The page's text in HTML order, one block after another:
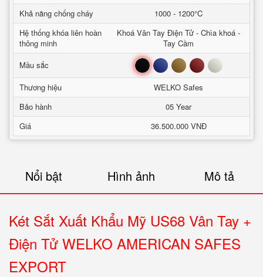
Khả năng chống cháy
1000 - 1200°C
Hệ thống khóa liên hoàn
thông minh
Khoá Vân Tay Điện Tử - Chìa khoá -
Tay Cầm
Mầu sắc
Đen Xanh Nâu Đỏ Trắng
Thương hiệu
WELKO Safes
Bảo hành
05 Year
Giá
36.500.000 VNĐ
Nổi bật Hình ảnh Mô tả
Két Sắt Xuất Khẩu Mỹ US68 Vân Tay +
Điện Tử WELKO AMERICAN SAFES
EXPORT